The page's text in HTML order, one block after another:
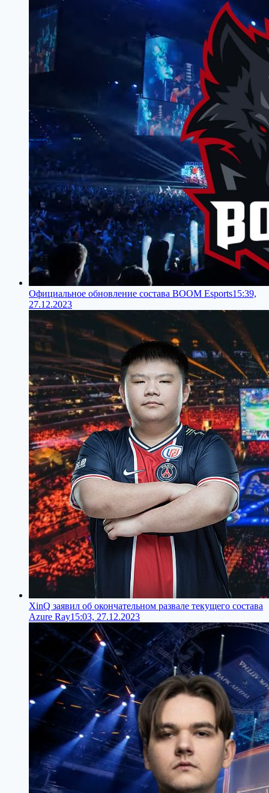
Официальное обновление состава BOOM Esports15:39,
27.12.2023
XinQ заявил об окончательном развале текущего состава
Azure Ray15:03, 27.12.2023